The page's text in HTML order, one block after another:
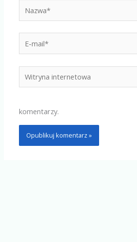
mail*
internetowa
komentarzy.